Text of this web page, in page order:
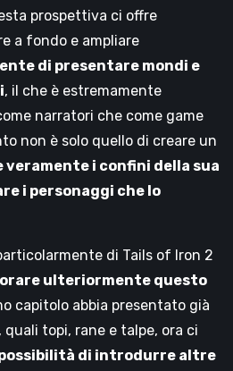
prospettiva ci offre
a fondo e ampliare
di presentare mondi e
, il che è estremamente
narratori che come game
non è solo quello di creare un
veramente i confini della sua
i personaggi che lo
di Tails of Iron 2
ulteriormente questo
capitolo abbia presentato già
topi, rane e talpe, ora ci
di introdurre altre